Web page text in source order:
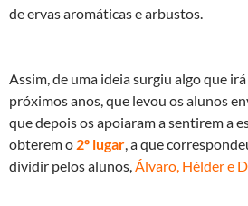
de ervas aromáticas e arbustos.
Assim, de uma ideia surgiu algo que
próximos anos, que levou os alunos
que depois os apoiaram a sentirem a
obterem o 2º lugar, a que
dividir pelos alunos,Álvaro, Hélder e